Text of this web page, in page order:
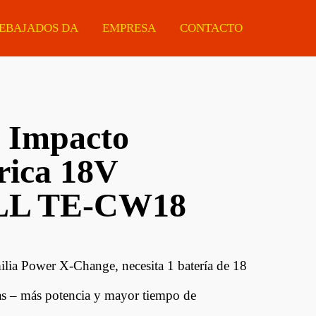
Manijas
Tiradores
Cilindros Para
Guías Telescópicas
Sistemas Corredizos
Estacionarias
Accesorios
DA EMPRESA CONTACTO
Impacto
18V
TE-CW18
Power X-Change, necesita 1 batería de 18
– más potencia y mayor tiempo de